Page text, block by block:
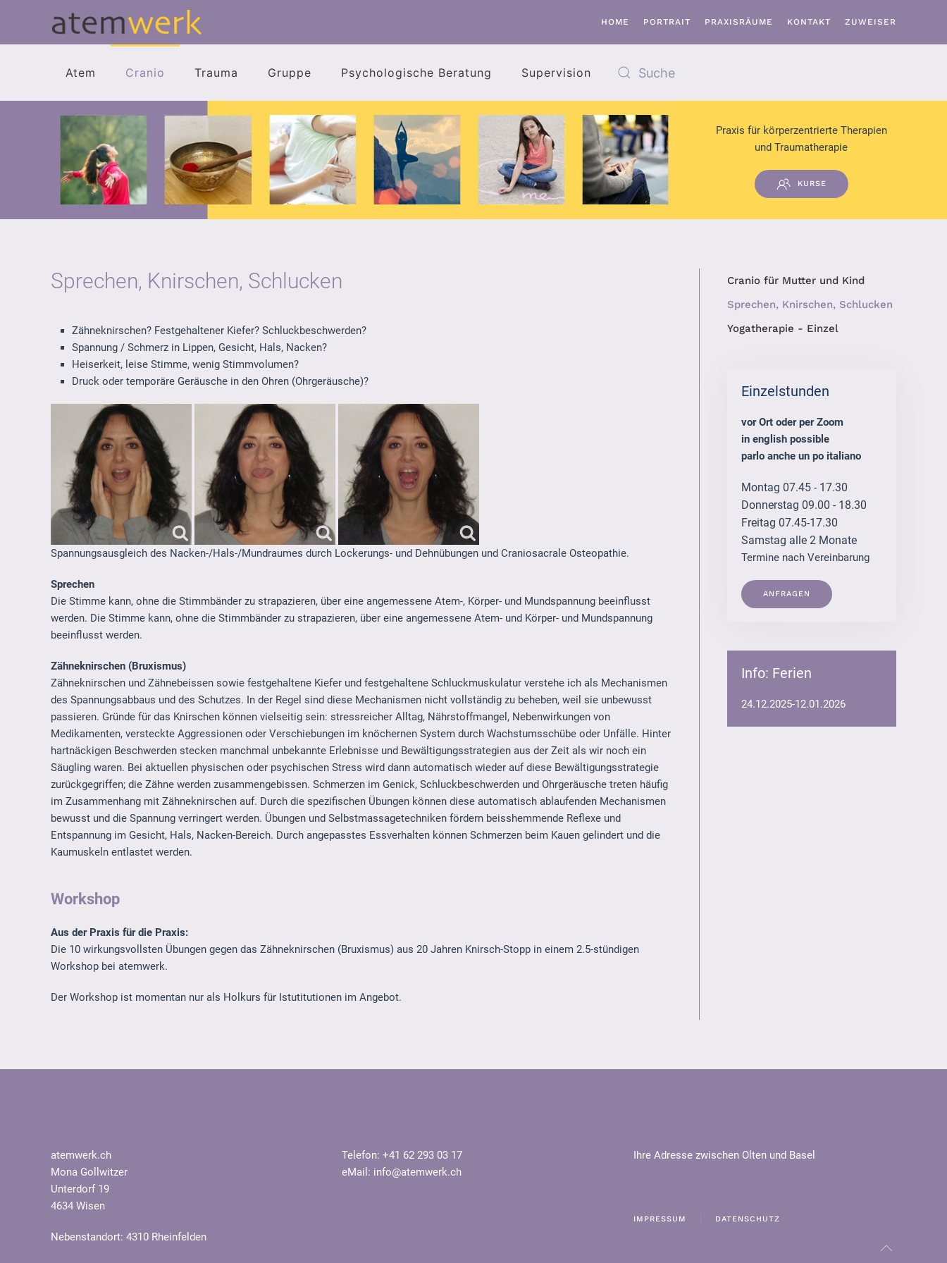
Zum Hauptinhalt springen
HOME PORTRAIT PRAXISRÄUME KONTAKT ZUWEISER
Atem Cranio Trauma Gruppe Psychologische Beratung Supervision
Praxis für körperzentrierte Therapien
und Traumatherapie
KURSE
Sprechen, Knirschen, Schlucken
Zähneknirschen? Festgehaltener Kiefer? Schluckbeschwerden?
Spannung / Schmerz in Lippen, Gesicht, Hals, Nacken?
Heiserkeit, leise Stimme, wenig Stimmvolumen?
Druck oder temporäre Geräusche in den Ohren (Ohrgeräusche)?
Spannungsausgleich des Nacken-/Hals-/Mundraumes durch Lockerungs- und Dehnübungen und Craniosacrale Osteopathie.
Sprechen
Die Stimme kann, ohne die Stimmbänder zu strapazieren, über eine angemessene Atem-, Körper- und Mundspannung beeinflusst
werden. Die Stimme kann, ohne die Stimmbänder zu strapazieren, über eine angemessene Atem- und Körper- und Mundspannung
beeinflusst werden.
Zähneknirschen (Bruxismus)
Zähneknirschen und Zähnebeissen sowie festgehaltene Kiefer und festgehaltene Schluckmuskulatur verstehe ich als Mechanismen
des Spannungsabbaus und des Schutzes. In der Regel sind diese Mechanismen nicht vollständig zu beheben, weil sie unbewusst
passieren. Gründe für das Knirschen können vielseitig sein: stressreicher Alltag, Nährstoffmangel, Nebenwirkungen von
Medikamenten, versteckte Aggressionen oder Verschiebungen im knöchernen System durch Wachstumsschübe oder Unfälle. Hinter
hartnäckigen Beschwerden stecken manchmal unbekannte Erlebnisse und Bewältigungsstrategien aus der Zeit als wir noch ein
Säugling waren. Bei aktuellen physischen oder psychischen Stress wird dann automatisch wieder auf diese Bewältigungsstrategie
zurückgegriffen; die Zähne werden zusammengebissen. Schmerzen im Genick, Schluckbeschwerden und Ohrgeräusche treten häufig
im Zusammenhang mit Zähneknirschen auf. Durch die spezifischen Übungen können diese automatisch ablaufenden Mechanismen
bewusst und die Spannung verringert werden. Übungen und Selbstmassagetechniken fördern beisshemmende Reflexe und
Entspannung im Gesicht, Hals, Nacken-Bereich. Durch angepasstes Essverhalten können Schmerzen beim Kauen gelindert und die
Kaumuskeln entlastet werden.
Workshop
Aus der Praxis für die Praxis:
Die 10 wirkungsvollsten Übungen gegen das Zähneknirschen (Bruxismus) aus 20 Jahren Knirsch-Stopp in einem 2.5-stündigen
Workshop bei atemwerk.
Der Workshop ist momentan nur als Holkurs für Istutitutionen im Angebot.
Cranio für Mutter und Kind
Sprechen, Knirschen, Schlucken
Yogatherapie - Einzel
Einzelstunden
vor Ort oder per Zoom
in english possible
parlo anche un po italiano
Montag 07.45 - 17.30
Donnerstag 09.00 - 18.30
Freitag 07.45-17.30
Samstag alle 2 Monate
Termine nach Vereinbarung
ANFRAGEN
Info: Ferien
24.12.2025-12.01.2026
atemwerk.ch
Mona Gollwitzer
Unterdorf 19
4634 Wisen
Nebenstandort: 4310 Rheinfelden
Telefon: +41 62 293 03 17
eMail: info@atemwerk.ch
Ihre Adresse zwischen Olten und Basel
IMPRESSUM DATENSCHUTZ